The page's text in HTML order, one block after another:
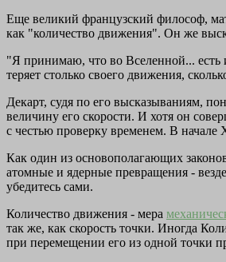
Еще великий французский философ,
как "количество движения". Он же
"Я принимаю, что во Вселенной... есть
теряет столько своего движения,
Декарт, судя по его высказываниям,
величину его скорости. И хотя он
с честью проверку временем. В начале
Как один из основополагающих
атомные и ядерные превращения -
убедитесь сами.
Количество движения - мера
так же, как скорость точки. Иногда
при перемещении его из одной точки